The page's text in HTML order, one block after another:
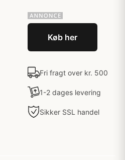
Køb her
Fri fragt over kr. 500
1-2 dages levering
Sikker SSL handel